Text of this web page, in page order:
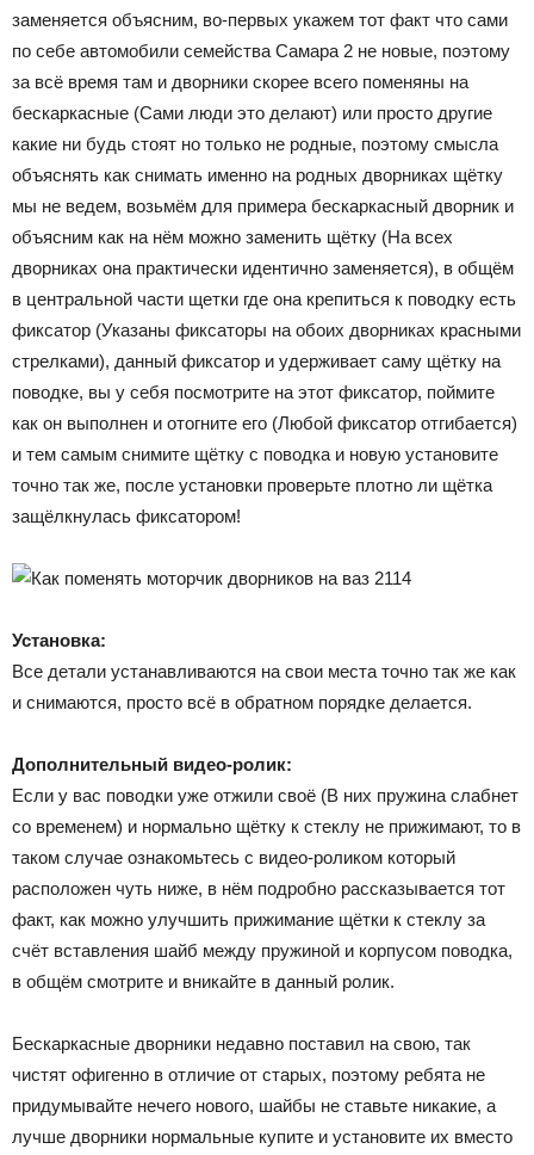
заменяется объясним, во-первых укажем тот факт что сами
по себе автомобили семейства Самара 2 не новые, поэтому
за всё время там и дворники скорее всего поменяны на
бескаркасные (Сами люди это делают) или просто другие
какие ни будь стоят но только не родные, поэтому смысла
объяснять как снимать именно на родных дворниках щётку
мы не ведем, возьмём для примера бескаркасный дворник и
объясним как на нём можно заменить щётку (На всех
дворниках она практически идентично заменяется), в общём
в центральной части щетки где она крепиться к поводку есть
фиксатор (Указаны фиксаторы на обоих дворниках красными
стрелками), данный фиксатор и удерживает саму щётку на
поводке, вы у себя посмотрите на этот фиксатор, поймите
как он выполнен и отогните его (Любой фиксатор отгибается)
и тем самым снимите щётку с поводка и новую установите
точно так же, после установки проверьте плотно ли щётка
защёлкнулась фиксатором!
Установка:
Все детали устанавливаются на свои места точно так же как
и снимаются, просто всё в обратном порядке делается.
Дополнительный видео-ролик:
Если у вас поводки уже отжили своё (В них пружина слабнет
со временем) и нормально щётку к стеклу не прижимают, то в
таком случае ознакомьтесь с видео-роликом который
расположен чуть ниже, в нём подробно рассказывается тот
факт, как можно улучшить прижимание щётки к стеклу за
счёт вставления шайб между пружиной и корпусом поводка,
в общём смотрите и вникайте в данный ролик.
Бескаркасные дворники недавно поставил на свою, так
чистят офигенно в отличие от старых, поэтому ребята не
придумывайте нечего нового, шайбы не ставьте никакие, а
лучше дворники нормальные купите и установите их вместо